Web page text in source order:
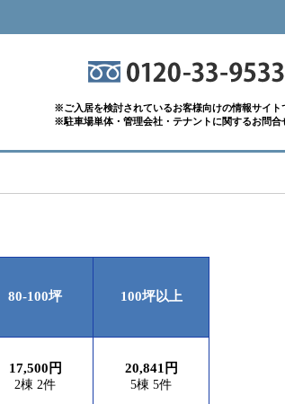
※ご入居を検討されているお客様向けの情報サイト
※駐車場単体・管理会社・テナントに関するお問合
80-100坪 100坪以上
17,500円
2棟 2件
20,841円
5棟 5件